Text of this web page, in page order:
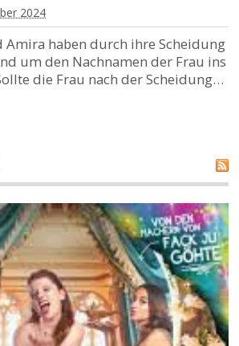
2024
Amira haben durch ihre Scheidung
um den Nachnamen der Frau ins
die Frau nach der Scheidung…